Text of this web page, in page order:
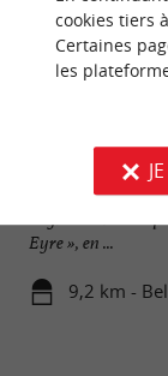
Les Vallées de la
Les vallées de la
Eyre », en ...
9,2 km -
cookies tiers
Certaines
les